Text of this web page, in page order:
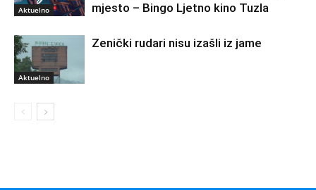
Aktuelno
mjesto – Bingo Ljetno kino Tuzla
Aktuelno
Zenički rudari nisu izašli iz jame